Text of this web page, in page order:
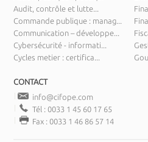
Audit, contrôle et lutte...
Commande publique : manag...
Communication – développe...
Cybersécurité - informati...
Cycles metier : certifica...
CONTACT
info@cifope.com
Tél : 0033 1 45 60 17 65
Fax : 0033 1 46 86 57 14